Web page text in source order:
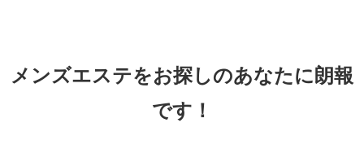
メンズエステをお探しのあなたに朗報
です！